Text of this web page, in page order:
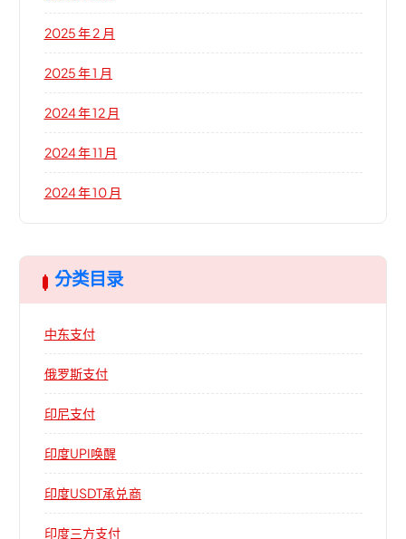
2025 年 2 月
2025 年 1 月
2024 年 12 月
2024 年 11 月
2024 年 10 月
分类目录
中东支付
俄罗斯支付
印尼支付
印度UPI唤醒
印度USDT承兑商
印度三方支付